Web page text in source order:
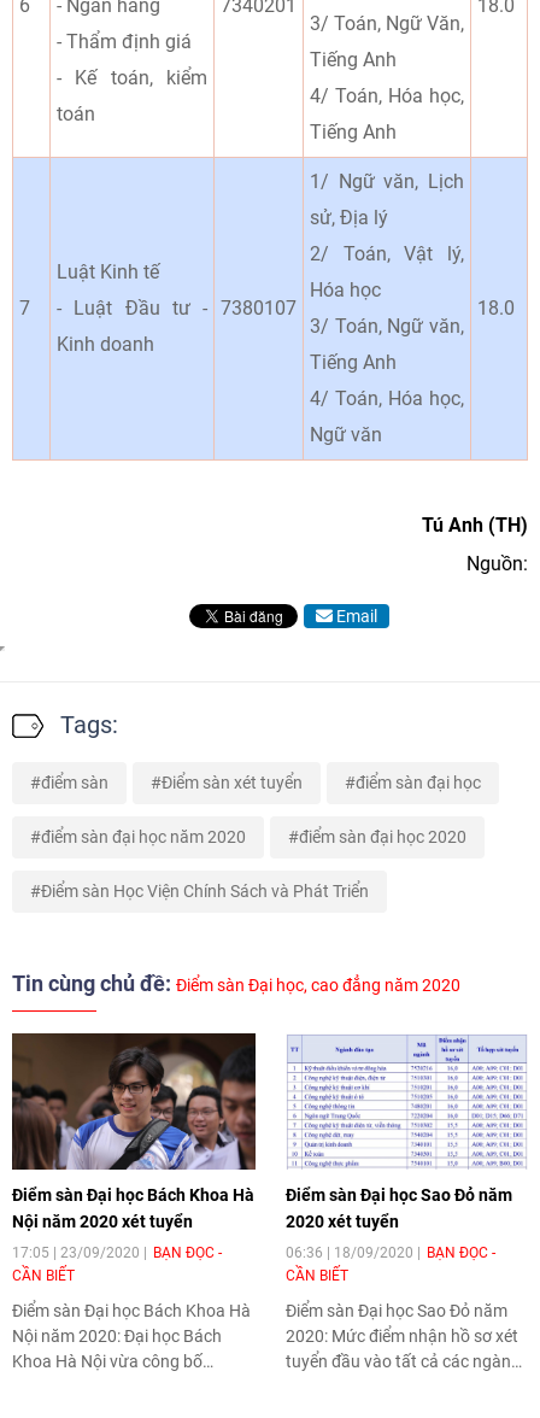
6
- Ngân hàng
- Thẩm định giá
- Kế toán, kiểm
toán
7340201
3/ Toán, Ngữ Văn,
Tiếng Anh
4/ Toán, Hóa học,
Tiếng Anh
18.0
7
Luật Kinh tế
- Luật Đầu tư -
Kinh doanh
7380107
1/ Ngữ văn, Lịch
sử, Địa lý
2/ Toán, Vật lý,
Hóa học
3/ Toán, Ngữ văn,
Tiếng Anh
4/ Toán, Hóa học,
Ngữ văn
18.0
Tú Anh (TH)
Nguồn:
Email
Tags:
điểm sàn Điểm sàn xét tuyển điểm sàn đại học
điểm sàn đại học năm 2020 điểm sàn đại học 2020
Điểm sàn Học Viện Chính Sách và Phát Triển
Tin cùng chủ đề: Điểm sàn Đại học, cao đẳng năm 2020
Điểm sàn Đại học Bách Khoa Hà
Nội năm 2020 xét tuyển
17:05 | 23/09/2020
BẠN ĐỌC -
CẦN BIẾT
Điểm sàn Đại học Bách Khoa Hà
Nội năm 2020: Đại học Bách
Khoa Hà Nội vừa công bố
Điểm sàn Đại học Sao Đỏ năm
2020 xét tuyển
06:36 | 18/09/2020
BẠN ĐỌC -
CẦN BIẾT
Điểm sàn Đại học Sao Đỏ năm
2020: Mức điểm nhận hồ sơ xét
tuyển đầu vào tất cả các ngành